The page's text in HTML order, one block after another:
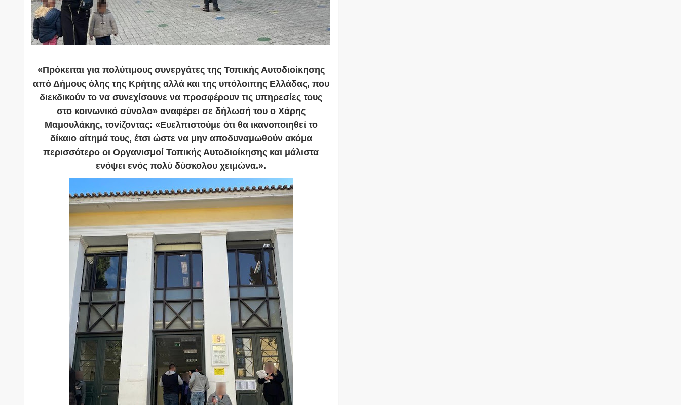
«Πρόκειται για πολύτιμους συνεργάτες της Τοπικής Αυτοδιοίκησης
από Δήμους όλης της Κρήτης αλλά και της υπόλοιπης Ελλάδας, που
διεκδικούν το να συνεχίσουνε να προσφέρουν τις υπηρεσίες τους
στο κοινωνικό σύνολο» αναφέρει σε δήλωσή του ο Χάρης
Μαμουλάκης, τονίζοντας: «Ευελπιστούμε ότι θα ικανοποιηθεί το
δίκαιο αίτημά τους, έτσι ώστε να μην αποδυναμωθούν ακόμα
περισσότερο οι Οργανισμοί Τοπικής Αυτοδιοίκησης και μάλιστα
ενόψει ενός πολύ δύσκολου χειμώνα.».